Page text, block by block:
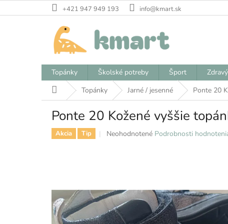
na
+421 947 949 193 info@kmart.sk
Topánky Školské potreby Šport
DomovTopánky Jarné / jesenné Ponte 20
Ponte 20 Kožené vyššie
Akcia Tip
Priemerné
5
hviezdičiek.
Neohodnotené Podrobnosti